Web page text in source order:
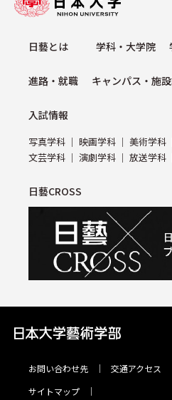
⽇藝とは 学科・⼤学院
進路・就職 キャンパス・施
⼊試情報
写真学科 映画学科 美術学科
⽂芸学科
演劇学科 放送学科
日藝CROSS
お問い合わせ先
交通アクセス
サイトマップ